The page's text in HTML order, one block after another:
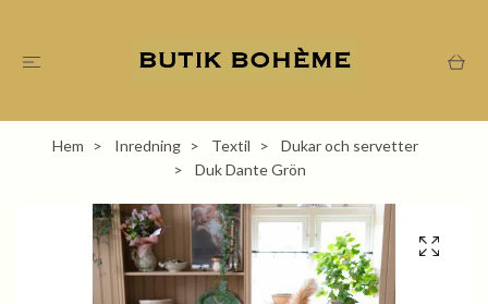
Hem Inredning Textil
Dukar och servetter
Duk Dante Grön